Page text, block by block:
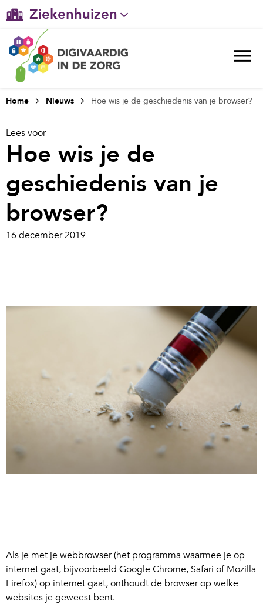
Ziekenhuizen
Gehandicaptenzorg
Verpleeghuiszorg & Zorg thuis
Ggz
Huisartsenzorg
Welzijn / sociaal werk
Home Nieuws Hoe wis je de geschiedenis van je browser?
Lees voor
Hoe wis je de
geschiedenis van je
browser?
16 december 2019
Als je met je webbrowser (het programma waarmee je op
internet gaat, bijvoorbeeld Google Chrome, Safari of Mozilla
Firefox) op internet gaat, onthoudt de browser op welke
websites je geweest bent.